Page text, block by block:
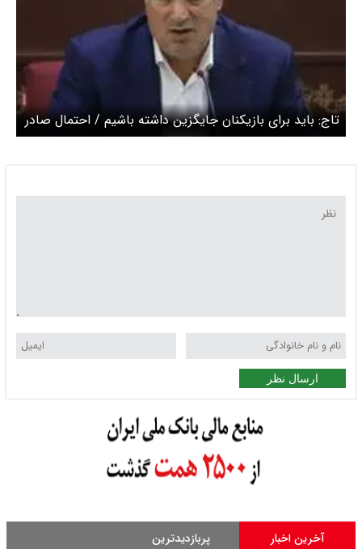
تاج: باید برای بازیکنان جایگزین داشته باشیم / احتمال صادر
نشدن ویزای آمریکا برای برخی ملی‌پوشان
ارسال نظر
آخرین اخبار پربازدیدترین